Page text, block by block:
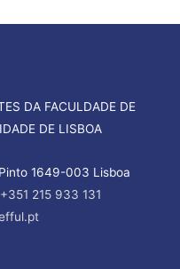
DA FACULDADE DE
DE LISBOA
1649-003 Lisboa
215 933 131